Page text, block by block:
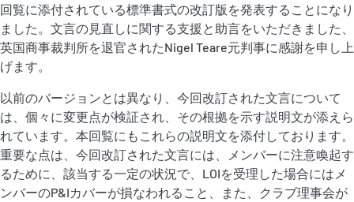
回覧に添付されている標準書式の改訂版を発表することになり
ました。文言の見直しに関する支援と助言をいただきました、
英国商事裁判所を退官されたNigel Teare元判事に感謝を申し上
げます。
以前のバージョンとは異なり、今回改訂された文言について
は、個々に変更点が検証され、その根拠を示す説明文が添えら
れています。本回覧にもこれらの説明文を添付しております。
重要な点は、今回改訂された文言には、メンバーに注意喚起す
るために、該当する一定の状況で、LOIを受理した場合にはメ
ンバーのP&Iカバーが損なわれること、また、クラブ理事会が